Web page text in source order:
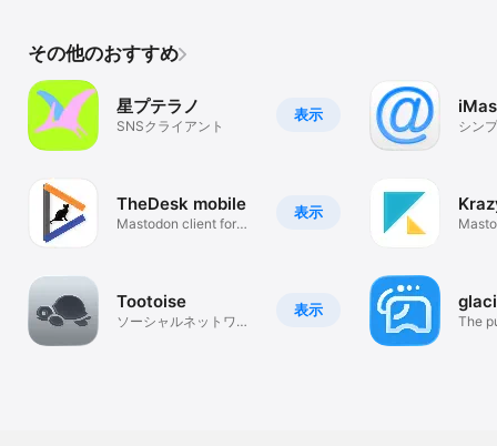
その他のおすすめ
表示
星プテラノ
SNSクライアント
表示
TheDesk mobile
Mastodon client for
表示
Tootoise
ソーシャルネットワー
シン
The